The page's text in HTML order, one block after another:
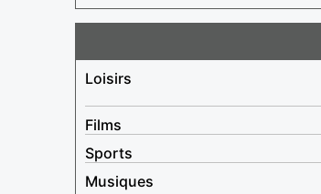
Loisirs
Films
Sports
Musiques